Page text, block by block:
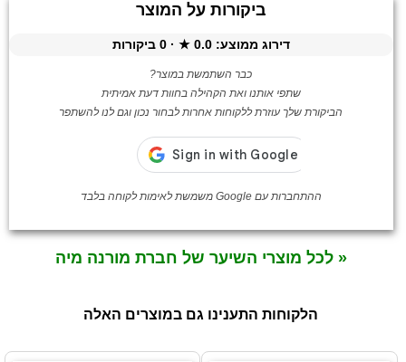
ביקורות על המוצר
דירוג ממוצע:0.0
★ ·
0 ביקורות
כבר השתמשת במוצר?
שתפי אותנו ואת הקהילה בחוות דעת אמיתית
הביקורת שלך עוזרת ללקוחות אחרות לבחור נכון וגם לנו להשתפר
ההתחברות עם Google משמשת לאימות לקוחה בלבד
« לכל מוצרי השיער של חברת מורנה מיה
הלקוחות התענינו גם במוצרים האלה